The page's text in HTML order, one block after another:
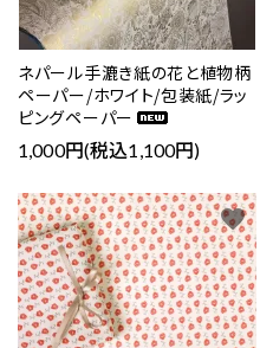
ネパール手漉き紙の花と植物柄
ペーパー/ホワイト/包装紙/ラッ
ピングペーパー
1,000円(税込1,100円)
favorite